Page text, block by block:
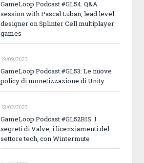
GameLoop Podcast #GL54: Q&A
session with Pascal Luban, lead level
designer on Splinter Cell multiplayer
games
19/09/2023
GameLoop Podcast #GL53: Le nuove
policy di monetizzazione di Unity
18/02/2023
GameLoop Podcast #GL52BIS: I
segreti di Valve, i licenziamenti del
settore tech, con Wintermute